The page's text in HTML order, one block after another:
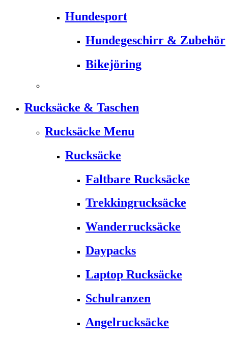
Hundesport
Hundegeschirr & Zubehör
Bikejöring
Rucksäcke & Taschen
Rucksäcke Menu
Rucksäcke
Faltbare Rucksäcke
Trekkingrucksäcke
Wanderrucksäcke
Daypacks
Laptop Rucksäcke
Schulranzen
Angelrucksäcke